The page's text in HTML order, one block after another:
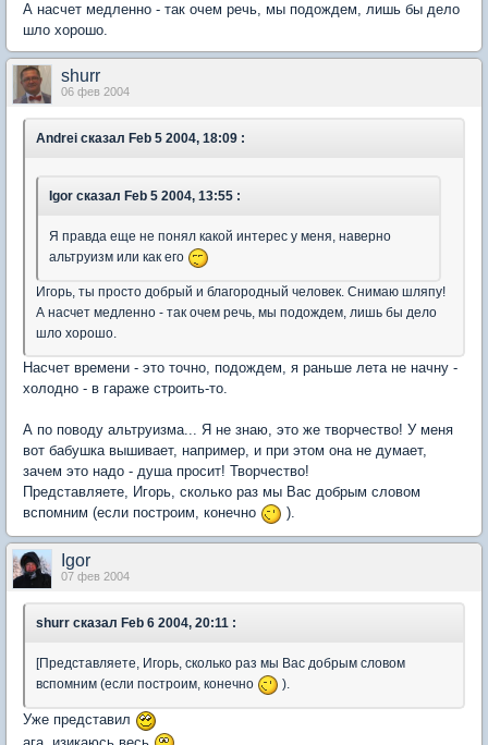
А насчет медленно - так очем речь, мы подождем, лишь бы дело
шло хорошо.
shurr
06 фев 2004
Andrei сказал Feb 5 2004, 18:09 :
Igor сказал Feb 5 2004, 13:55 :
Я правда еще не понял какой интерес у меня, наверно
альтруизм или как его
Игорь, ты просто добрый и благородный человек. Снимаю шляпу!
А насчет медленно - так очем речь, мы подождем, лишь бы дело
шло хорошо.
Насчет времени - это точно, подождем, я раньше лета не начну -
холодно - в гараже строить-то.
А по поводу альтруизма... Я не знаю, это же творчество! У меня
вот бабушка вышивает, например, и при этом она не думает,
зачем это надо - душа просит! Творчество!
Представляете, Игорь, сколько раз мы Вас добрым словом
вспомним (если построим, конечно
).
Igor
07 фев 2004
shurr сказал Feb 6 2004, 20:11 :
[Представляете, Игорь, сколько раз мы Вас добрым словом
вспомним (если построим, конечно
).
Уже представил